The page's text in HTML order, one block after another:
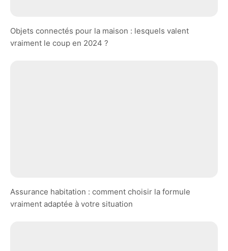
Objets connectés pour la maison : lesquels valent
vraiment le coup en 2024 ?
Assurance habitation : comment choisir la formule
vraiment adaptée à votre situation